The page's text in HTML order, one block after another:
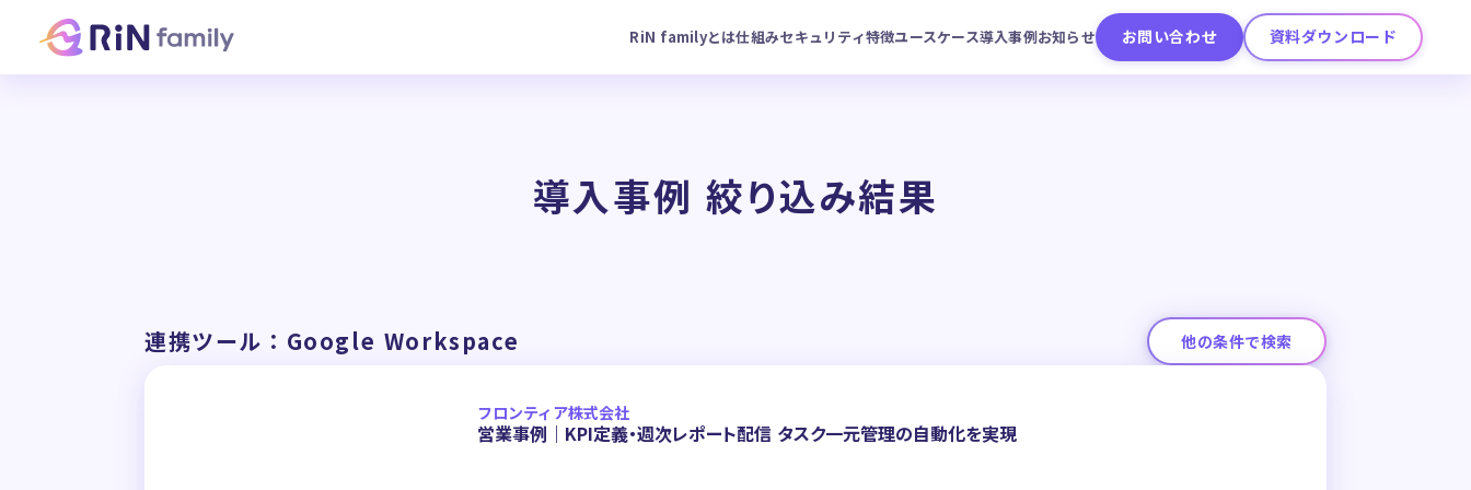
RiN familyとは仕組みセキュリティ特徴ユースケース導入事例お知らせ お問い合わせ 資料ダウンロード
導入事例 絞り込み結果
連携ツール：Google Workspace 他の条件で検索
フロンティア株式会社
営業事例｜KPI定義・週次レポート配信 タスク一元管理の自動化を実現